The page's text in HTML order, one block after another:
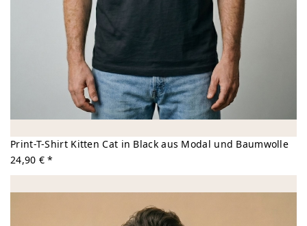
Print-T-Shirt Kitten Cat in Black aus Modal und Baumwolle
24,90 € *